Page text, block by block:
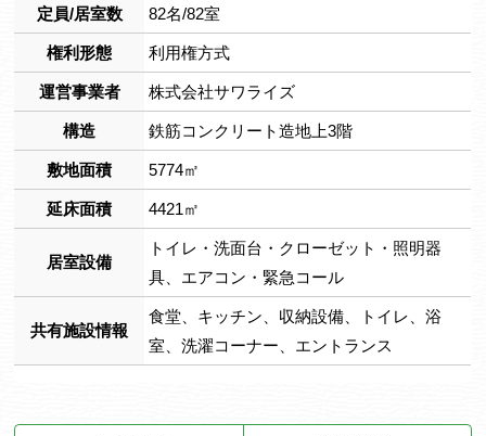
定員/居室数 82名/82室
権利形態 利用権方式
運営事業者 株式会社サワライズ
構造 鉄筋コンクリート造地上3階
敷地面積 5774㎡
延床面積 4421㎡
居室設備
トイレ・洗面台・クローゼット・照明器
具、エアコン・緊急コール
共有施設情報
食堂、キッチン、収納設備、トイレ、浴
室、洗濯コーナー、エントランス